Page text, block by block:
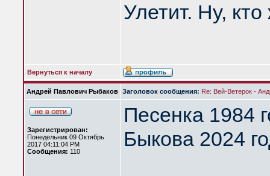
Улетит. Ну,
Вернуться к началу
Андрей Павлович Рыбаков Заголовок сообщения: Re: Вей-Ветерок -
Зарегистрирован:
Понедельник 09 Октябрь
2017 04:11:04 PM
Сообщения: 110
Песенка 1984
Быкова 2024